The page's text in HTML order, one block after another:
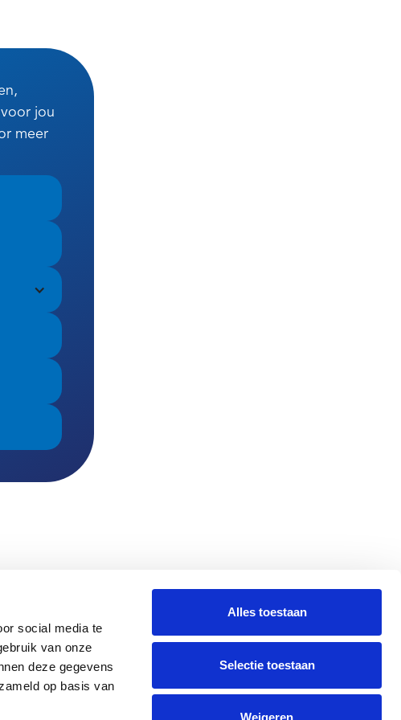
social media te
van onze
deze gegevens
op basis van
Alles toestaan
Selectie toestaan
Weigeren
jou
meer